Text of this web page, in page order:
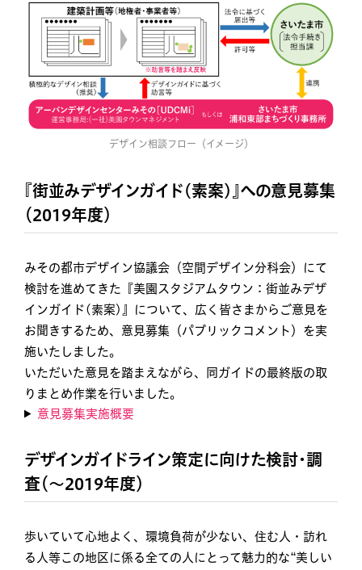
デザイン相談フロー（イメージ）
『街並みデザインガイド(素案)』への意見募集
（2019年度）
みその都市デザイン協議会（空間デザイン分科会）にて
検討を進めてきた『美園スタジアムタウン：街並みデザ
インガイド(素案)』について、広く皆さまからご意見を
お聞きするため、意見募集（パブリックコメント）を実
施いたしました。
いただいた意見を踏まえながら、同ガイドの最終版の取
りまとめ作業を行いました。
意見募集実施概要
デザインガイドライン策定に向けた検討・調
査（〜2019年度）
歩いていて心地よく、環境負荷が少ない、住む人・訪れ
る人等この地区に係る全ての人にとって魅力的な“美しい